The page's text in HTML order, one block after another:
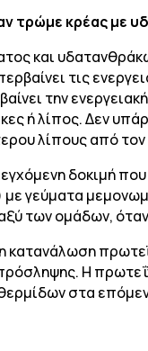
τρώμε κρέας με
και
τις
την
ή λίπος. Δεν
λίπους από τον
δοκιμή
με γεύματα
των ομάδων,
κατανάλωση
Η
στα